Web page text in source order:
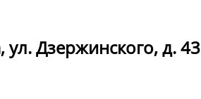
ул. Дзержинского, д. 43